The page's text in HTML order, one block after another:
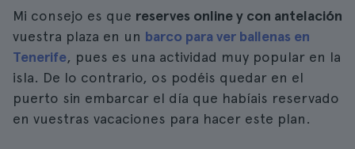
Mi consejo es que reserves online y con antelación
vuestra plaza en un barco para ver ballenas en
Tenerife, pues es una actividad muy popular en la
isla. De lo contrario, os podéis quedar en el
puerto sin embarcar el día que habíais reservado
en vuestras vacaciones para hacer este plan.